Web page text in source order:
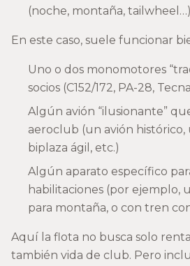
(noche, montaña, tailwheel…)
En este caso, suele funcionar
Uno o dos monomotores
socios (C152/172, PA-28,
Algún avión “ilusionante”
aeroclub (un avión
biplaza ágil, etc.)
Algún aparato específico
habilitaciones (por ejemplo,
para montaña, o con tren
Aquí la flota no busca solo
también vida de club. Pero